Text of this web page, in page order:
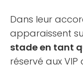
Dans leur
apparaissent
stade en tant
réservé aux